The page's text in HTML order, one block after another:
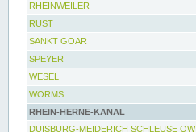
RHEINWEILER
RUST
SANKT GOAR
SPEYER
WESEL
WORMS
RHEIN-HERNE-KANAL
DUISBURG-MEIDERICH SCHLEUSE OW